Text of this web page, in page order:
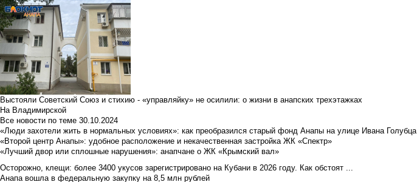
Выстояли Советский Союз и стихию - «управляйку» не осилили: о жизни в анапских трехэтажках
На Владимирской
Все новости по теме 30.10.2024
«Люди захотели жить в нормальных условиях»: как преобразился старый фонд Анапы на улице Ивана Голубца
«Второй центр Анапы»: удобное расположение и некачественная застройка ЖК «Спектр»
«Лучший двор или сплошные нарушения»: анапчане о ЖК «Крымский вал»
Осторожно, клещи: более 3400 укусов зарегистрировано на Кубани в 2026 году. Как обстоят ...
Анапа вошла в федеральную закупку на 8,5 млн рублей